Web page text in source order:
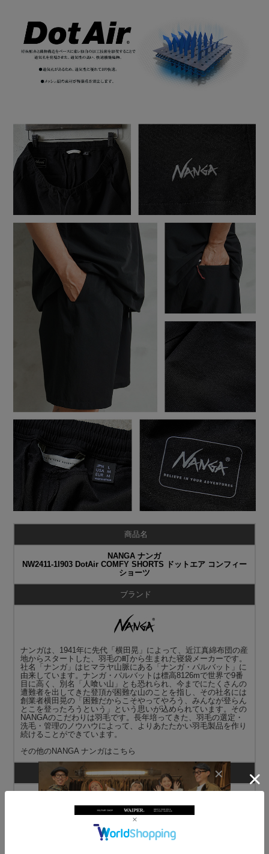
商品名
NANGA ナンガ
NW2411-1I903 DotAir COMFY SHORTS ドットエア コンフィー
ショーツ
ブランド
ナンガは、1941年に先代「横田晃」によって、近江真綿布団の産
地からスタートした、羽毛の町から生まれた寝袋メーカーです。
社名「ナンガ」はヒマラヤ山脈にある「ナンガ・パルバット」に
由来しています。ナンガ・パルバットは標高8126mで世界で9番
目に高く、別名「人喰い山」とも恐れられ、今までにたくさんの
遭難者を出してきた登頂が困難な山のことを指し、その社名には
創業者横田晃の「困難だからこそやってやろう、みんなが登らん
とこを登ったろうという」という思いが込められています。その
NANGAのこだわりは羽毛です。長年培ってきた、羽毛の選定・
洗毛・管理のノウハウによって、よりあたたかい羽毛製品を作り
続けることができています。
その他のNANGA ナンガはこちら
商品説明
品名：DotAir COMFY SHORTS
日本を代表するアウトドアブランドNANGAより、吸汗速乾性を